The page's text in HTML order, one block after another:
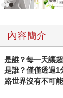
內容簡介
是誰？每一天讓
是誰？僅僅透過1
路世界沒有不可